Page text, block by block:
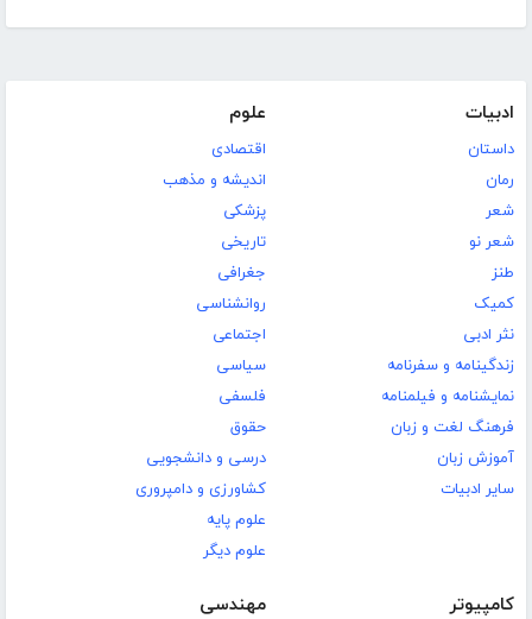
ادبیات
داستان
رمان
شعر
شعر نو
طنز
کمیک
نثر ادبی
زندگینامه و سفرنامه
نمایشنامه و فیلمنامه
فرهنگ لغت و زبان
آموزش زبان
سایر ادبیات
علوم
اقتصادی
اندیشه و مذهب
پزشکی
تاریخی
جغرافی
روانشناسی
اجتماعی
سیاسی
فلسفی
حقوق
درسی و دانشجویی
کشاورزی و دامپروری
علوم پایه
علوم دیگر
کامپیوتر مهندسی